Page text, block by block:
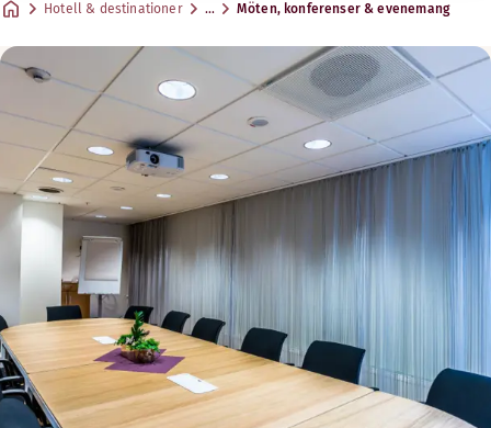
Hotell & destinationer … Möten, konferenser & evenemang